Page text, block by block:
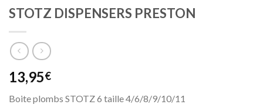
STOTZ DISPENSERS PRESTON
13,95€
Boite plombs STOTZ 6 taille 4/6/8/9/10/11